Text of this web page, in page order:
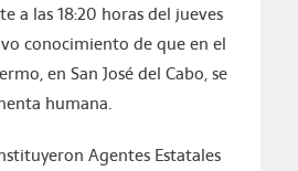
a las 18:20 horas del jueves
conocimiento de que en el
en San José del Cabo, se
humana.
Agentes Estatales